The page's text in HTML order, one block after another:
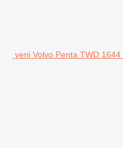
yeni Volvo Penta TWD